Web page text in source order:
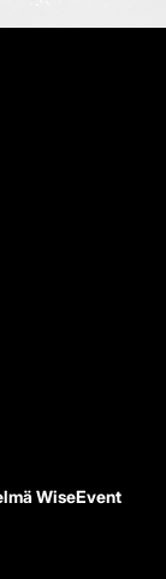
WiseEvent